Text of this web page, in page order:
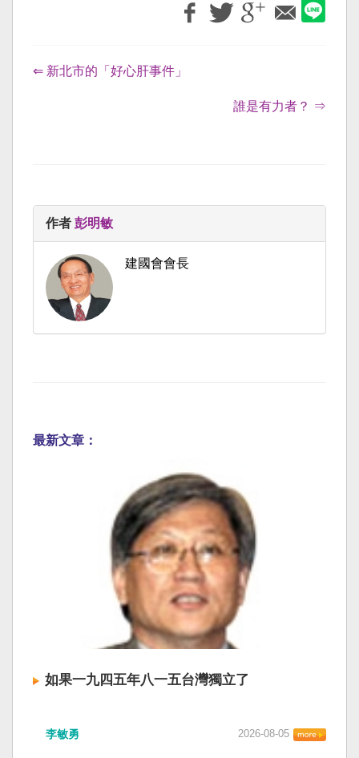
⇐ 新北市的「好心肝事件」
誰是有力者？ ⇒
作者 彭明敏
建國會會長
最新文章：
如果一九四五年八一五台灣獨立了
李敏勇 2026-08-05